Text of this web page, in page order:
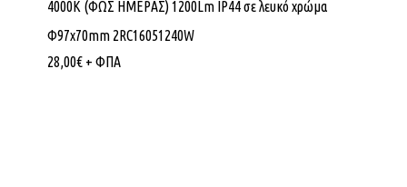
4000K (ΦΩΣ ΗΜΕΡΑΣ) 1200Lm IP44 σε λευκό χρώμα
Φ97x70mm 2RC16051240W
28,00€ + ΦΠΑ